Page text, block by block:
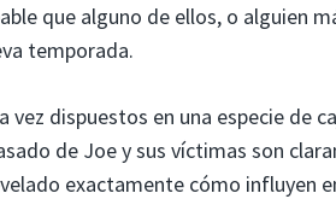
que alguno de ellos, o alguien
temporada.
dispuestos en una especie de
de Joe y sus víctimas son
exactamente cómo influyen